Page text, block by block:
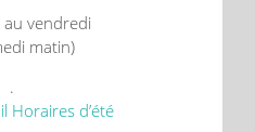
vendredi
matin)
.
Horaires d’été